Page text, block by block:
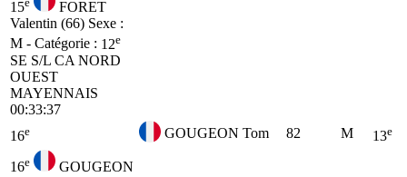
15
FORET
Valentin (66) Sexe :
M - Catégorie : 12e
SE S/L CA NORD
OUEST
MAYENNAIS
00:33:37
16e GOUGEON Tom 82 M 13e
16e
GOUGEON